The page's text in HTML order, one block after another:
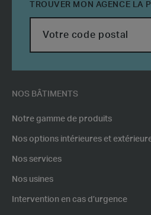
NOS BÂTIMENTS
Notre gamme de produits
Nos options intérieures et
Nos services
Nos usines
Intervention en cas d’urgence
TROUVER MON AGENCE LA
POSTCODE